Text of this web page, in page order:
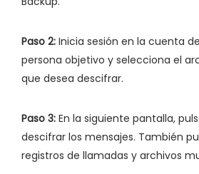
Paso 2: Inicia sesión en la cuenta
persona objetivo y selecciona el
que desea descifrar.
Paso 3: En la siguiente pantalla,
descifrar los mensajes. También
registros de llamadas y archivos